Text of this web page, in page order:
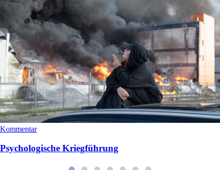
Kommentar
Psychologische Kriegführung